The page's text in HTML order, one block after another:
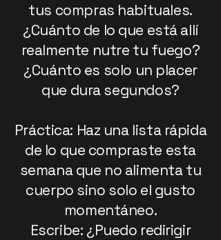
tus compras habituales.
¿Cuánto de lo que está allí
realmente nutre tu fuego?
¿Cuánto es solo un placer
que dura segundos?
Práctica: Haz una lista rápida
de lo que compraste esta
semana que no alimenta tu
cuerpo sino solo el gusto
momentáneo.
Escribe: ¿Puedo redirigir